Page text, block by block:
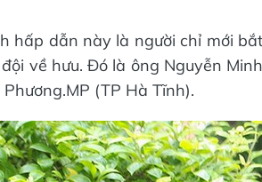
hấp dẫn này là người chỉ mới bắt
về hưu. Đó là ông Nguyễn Minh
(TP Hà Tĩnh).